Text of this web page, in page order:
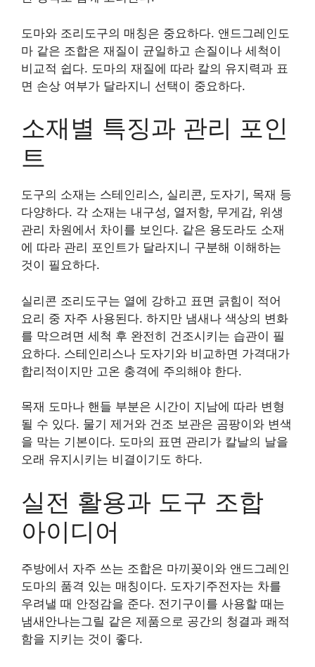
도마와 조리도구의 매칭은 중요하다. 앤드그레인도
마 같은 조합은 재질이 균일하고 손질이나 세척이
비교적 쉽다. 도마의 재질에 따라 칼의 유지력과 표
면 손상 여부가 달라지니 선택이 중요하다.
소재별 특징과 관리 포인
트
도구의 소재는 스테인리스, 실리콘, 도자기, 목재 등
다양하다. 각 소재는 내구성, 열저항, 무게감, 위생
관리 차원에서 차이를 보인다. 같은 용도라도 소재
에 따라 관리 포인트가 달라지니 구분해 이해하는
것이 필요하다.
실리콘 조리도구는 열에 강하고 표면 긁힘이 적어
요리 중 자주 사용된다. 하지만 냄새나 색상의 변화
를 막으려면 세척 후 완전히 건조시키는 습관이 필
요하다. 스테인리스나 도자기와 비교하면 가격대가
합리적이지만 고온 충격에 주의해야 한다.
목재 도마나 핸들 부분은 시간이 지남에 따라 변형
될 수 있다. 물기 제거와 건조 보관은 곰팡이와 변색
을 막는 기본이다. 도마의 표면 관리가 칼날의 날을
오래 유지시키는 비결이기도 하다.
실전 활용과 도구 조합
아이디어
주방에서 자주 쓰는 조합은 마끼꽂이와 앤드그레인
도마의 품격 있는 매칭이다. 도자기주전자는 차를
우려낼 때 안정감을 준다. 전기구이를 사용할 때는
냄새안나는그릴 같은 제품으로 공간의 청결과 쾌적
함을 지키는 것이 좋다.